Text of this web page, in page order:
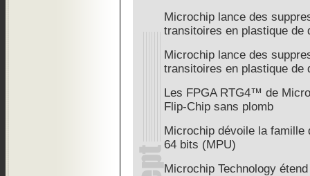
Microchip lance des
transitoires en plastique de
Microchip lance des
transitoires en plastique de
Les FPGA RTG4™ de
Flip-Chip sans plomb
Microchip dévoile la
64 bits (MPU)
Microchip Technology